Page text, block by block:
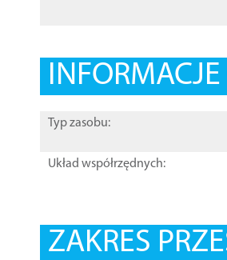
Typ zasobu:
Układ współrzędnych:
ZAKRES